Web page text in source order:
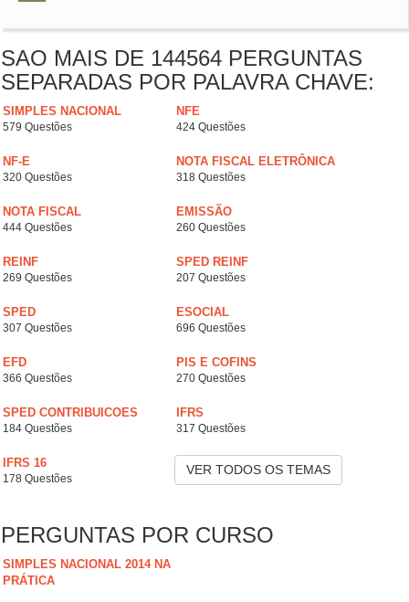
SAO MAIS DE 144564 PERGUNTAS
SEPARADAS POR PALAVRA CHAVE:
SIMPLES NACIONAL
579 Questões
NFE
424 Questões
NF-E
320 Questões
NOTA FISCAL ELETRÔNICA
318 Questões
NOTA FISCAL
444 Questões
EMISSÃO
260 Questões
REINF
269 Questões
SPED REINF
207 Questões
SPED
307 Questões
ESOCIAL
696 Questões
EFD
366 Questões
PIS E COFINS
270 Questões
SPED CONTRIBUICOES
184 Questões
IFRS
317 Questões
IFRS 16
178 Questões
VER TODOS OS TEMAS
PERGUNTAS POR CURSO
SIMPLES NACIONAL 2014 NA
PRÁTICA